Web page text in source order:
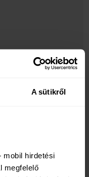
A sütikről
hirdetési
megfelelő
elégedett